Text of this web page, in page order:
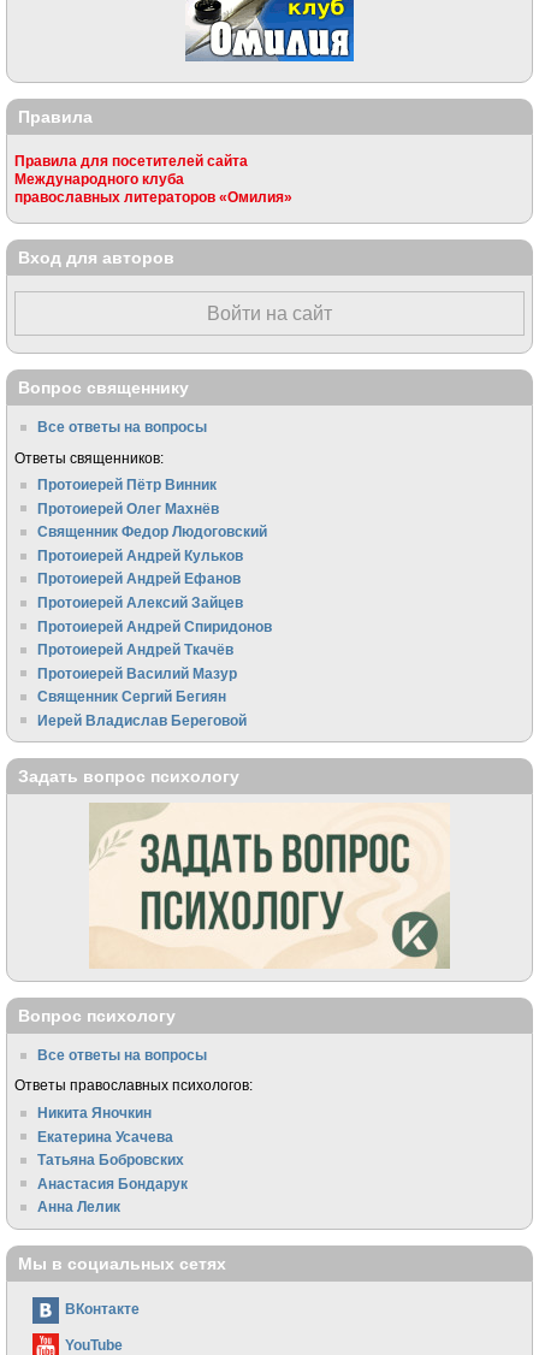
Правила
Правила для посетителей сайта
Международного клуба
православных литераторов «Омилия»
Вход для авторов
Войти на сайт
Вопрос священнику
Все ответы на вопросы
Ответы священников:
Протоиерей Пётр Винник
Протоиерей Олег Махнёв
Священник Федор Людоговский
Протоиерей Андрей Кульков
Протоиерей Андрей Ефанов
Протоиерей Алексий Зайцев
Протоиерей Андрей Спиридонов
Протоиерей Андрей Ткачёв
Протоиерей Василий Мазур
Священник Сергий Бегиян
Иерей Владислав Береговой
Задать вопрос психологу
Вопрос психологу
Все ответы на вопросы
Ответы православных психологов:
Никита Яночкин
Екатерина Усачева
Татьяна Бобровских
Анастасия Бондарук
Анна Лелик
Мы в социальных сетях
ВКонтакте
YouTube